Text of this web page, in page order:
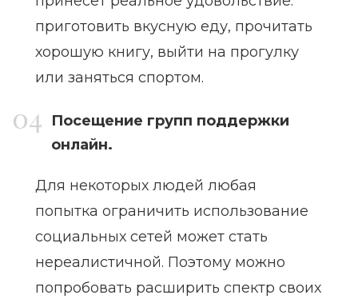
приготовить вкусную еду, прочитать
хорошую книгу, выйти на прогулку
или заняться спортом.
Посещение групп поддержки
онлайн.
Для некоторых людей любая
попытка ограничить использование
социальных сетей может стать
нереалистичной. Поэтому можно
попробовать расширить спектр своих